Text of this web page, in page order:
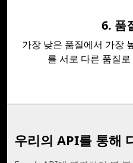
6. 품
가장 낮은 품질에서 가장
를 서로 다른 품질
우리의 API를 통해